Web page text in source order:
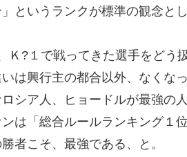
というランクが標準の観念と
Ｋ?１で戦ってきた選手をどう
は興行主の都合以外、なくな
シア人、ヒョードルが最強の
は「総合ルールランキング１
者こそ、最強である、と。